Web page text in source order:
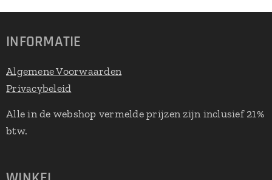
INFORMATIE
Algemene Voorwaarden
Privacybeleid
Alle in de webshop vermelde prijzen zijn inclusief 21%
btw.